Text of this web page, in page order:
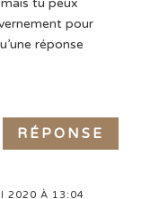
tu peux
pour
réponse
RÉPONSE
2020 À 13:04